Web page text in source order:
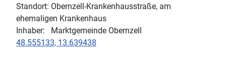
Standort: Obernzell-Krankenhausstraße, am
ehemaligen Krankenhaus
Inhaber: Marktgemeinde Obernzell
48.555133, 13.639438